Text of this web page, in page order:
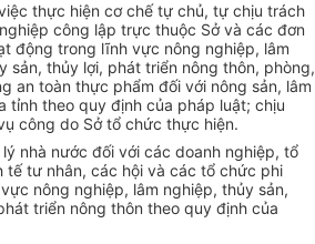
thực hiện cơ chế tự chủ, tự chịu trách
công lập trực thuộc Sở và các đơn
động trong lĩnh vực nông nghiệp, lâm
sản, thủy lợi, phát triển nông thôn, phòng,
an toàn thực phẩm đối với nông sản, lâm
tỉnh theo quy định của pháp luật; chịu
công do Sởtổ chức thực hiện.
nhà nước đối với các doanh nghiệp, tổ
tế tư nhân, các hội và các tổ chức phi
nông nghiệp, lâm nghiệp, thủy sản,
triển nông thôn theo quy định của